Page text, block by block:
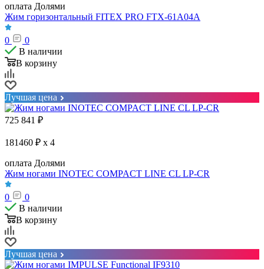
оплата Долями
Жим горизонтальный FITEX PRO FTX-61A04A
0
0
В наличии
В корзину
Лучшая цена
725 841 ₽
181460 ₽ x 4
оплата Долями
Жим ногами INOTEC COMPACT LINE CL LP-CR
0
0
В наличии
В корзину
Лучшая цена